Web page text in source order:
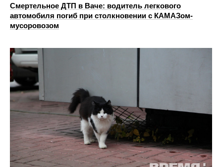
Смертельное ДТП в Ваче: водитель легкового
автомобиля погиб при столкновении с КАМАЗом-
мусоровозом